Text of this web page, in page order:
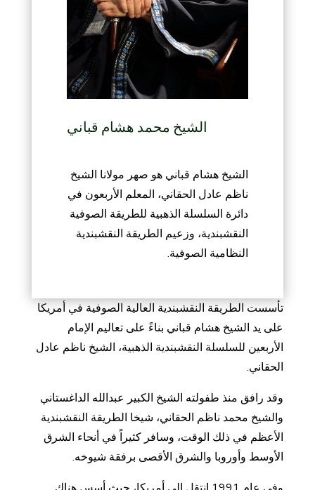
الشيخ محمد هشام قباني
الشيخ هشام قباني هو صهر مولانا الشيخ
ناظم عادل الحقاني، المعلم الأربعون في
دائرة السلسلة الذهبية للطريقة الصوفية
النقشبندية، وزعيم الطريقة النقشبندية
النظامية الصوفية.
تأسست الطريقة النقشبندية العالية الصوفية في أمريكا
على يد الشيخ هشام قباني بناءً على تعاليم الإمام
الأربعين للسلسلة النقشبندية الذهبية، الشيخ ناظم عادل
الحقاني.
وقد رافق منذ طفولته الشيخ الكبير عبدالله الداغستاني
والشيخ محمد ناظم الحقاني، شيخا الطريقة النقشبندية
الأعظم في ذلك الوقت، وسافر كثيراً في أنحاء الشرق
الأوسط وأوروبا والشرق الأقصى برفقة شيوخه.